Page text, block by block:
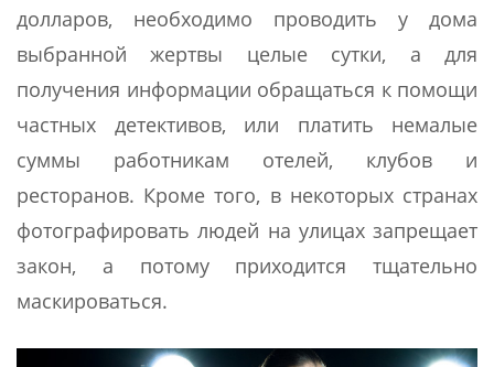
долларов, необходимо проводить у дома
выбранной жертвы целые сутки, а для
получения информации обращаться к помощи
частных детективов, или платить немалые
суммы работникам отелей, клубов и
ресторанов. Кроме того, в некоторых странах
фотографировать людей на улицах запрещает
закон, а потому приходится тщательно
маскироваться.